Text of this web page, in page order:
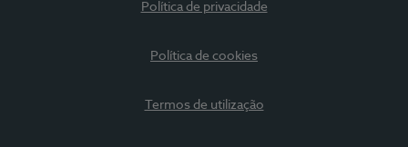
Política de privacidade
Política de cookies
Termos de utilização